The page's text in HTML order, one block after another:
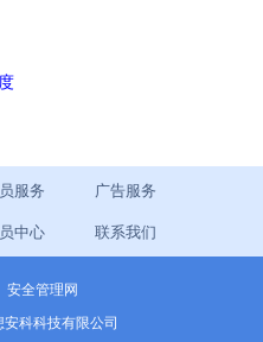
服务 广告服务
中心 联系我们
全管理网
科科技有限公司